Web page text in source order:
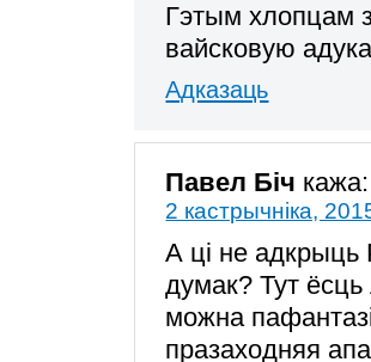
Гэтым хлопцам
вайсковую
Адказаць
Павел Біч кажа:
2 кастрычніка,
А ці не адкрыць
думак? Тут ёсць
можна
празаходняя